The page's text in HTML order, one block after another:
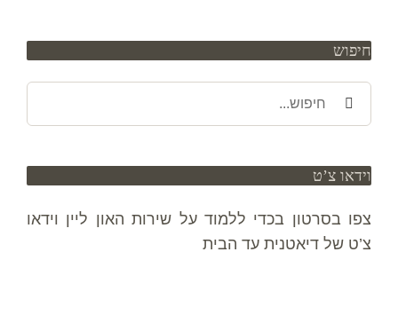
חיפוש
חיפוש
באתר:
וידאו צ’ט
צפו בסרטון בכדי ללמוד על שירות האון ליין וידאו
צ’ט של דיאטנית עד הבית